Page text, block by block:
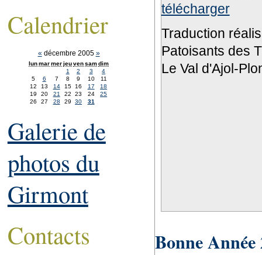
télécharger
Traduction
Patoisants des
Le Val d'Ajol-
Bonne Année
Calendrier
« décembre 2005 »
lunmarmerjeuvensamdim
1
2 3
4
5
6 7 8 9 10
11
12
13 14 15 16 17
18
19
20 21 22 23 24
25
26
27 28 29 30 31
Galerie de
photos du
Girmont
Contacts